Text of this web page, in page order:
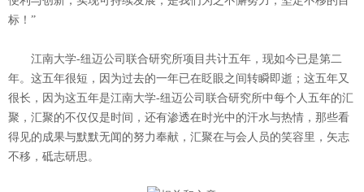
标！”
江南大学-纽迈公司联合研究所项目共计五年，现如今已是第二
年。这五年很短，因为过去的一年已在眨眼之间转瞬即逝；这五年又
很长，因为这五年是江南大学-纽迈公司联合研究所中每个人五年的汇
聚，汇聚的不仅仅是时间，还有渗透在时光中的汗水与热情，那些看
得见的成果与默默无闻的努力奉献，汇聚在与会人员的笑容里，矢志
不移，砥志研思。